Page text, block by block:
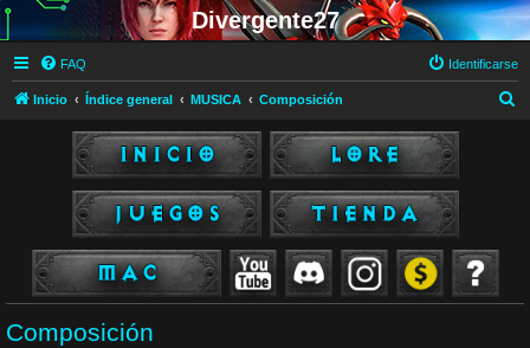
Divergente27
FAQ Identificarse
Inicio Índice general MUSICA Composición
Composición